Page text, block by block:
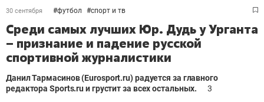
30 сентября #футбол #спорт и тв
Среди самых лучших Юр. Дудь у Урганта
– признание и падение русской
спортивной журналистики
Данил Тармасинов (Eurosport.ru) радуется за главного
редактораSports.ru и грустит за всех остальных. 3